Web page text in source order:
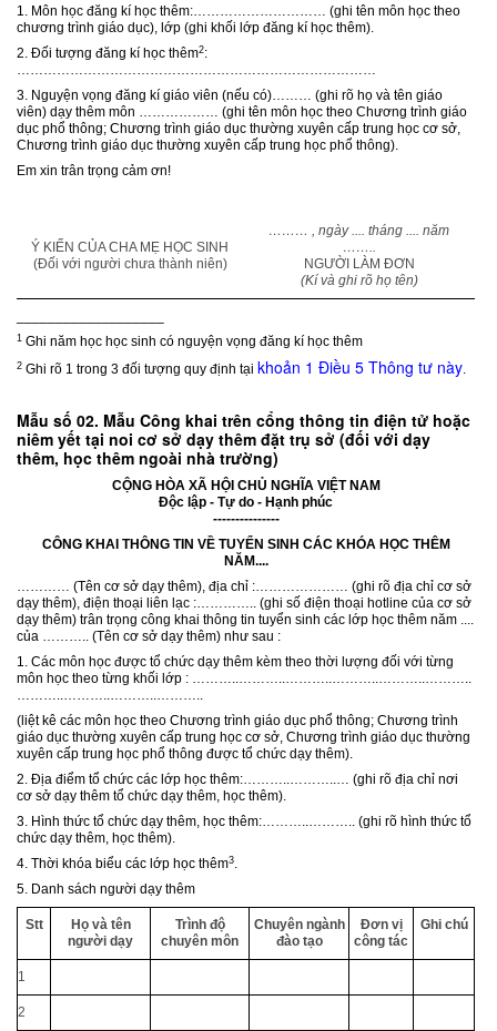
1. Môn học đăng kí học thêm:………………………… (ghi tên môn học theo
chương trình giáo dục), lớp (ghi khối lớp đăng kí học thêm).
2. Đối tượng đăng kí học thêm2:
………………………………………………………………………
3. Nguyện vọng đăng kí giáo viên (nếu có)……… (ghi rõ họ và tên giáo
viên) dạy thêm môn ……………… (ghi tên môn học theo Chương trình giáo
dục phổ thông; Chương trình giáo dục thường xuyên cấp trung học cơ sở,
Chương trình giáo dục thường xuyên cấp trung học phổ thông).
Em xin trân trọng cảm ơn!
Ý KIẾN CỦA CHA MẸ HỌC SINH
(Đối với người chưa thành niên)
……… , ngày .... tháng .... năm
……..
NGƯỜI LÀM ĐƠN
(Kí và ghi rõ họ tên)
1 Ghi năm học học sinh có nguyện vọng đăng kí học thêm
2 Ghi rõ 1 trong 3 đối tượng quy định tại khoản 1 Điều 5 Thông tư này.
Mẫu số 02. Mẫu Công khai trên cổng thông tin điện tử hoặc
niêm yết tại noi cơ sở dạy thêm đặt trụ sở (đối với dạy
thêm, học thêm ngoài nhà trường)
CỘNG HÒA XÃ HỘI CHỦ NGHĨA VIỆT NAM
Độc lập - Tự do - Hạnh phúc
---------------
CÔNG KHAI THÔNG TIN VỀ TUYỂN SINH CÁC KHÓA HỌC THÊM
NĂM....
………… (Tên cơ sở dạy thêm), địa chỉ :………………… (ghi rõ địa chỉ cơ sở
dạy thêm), điện thoại liên lạc :………….. (ghi số điện thoại hotline của cơ sở
dạy thêm) trân trọng công khai thông tin tuyển sinh các lớp học thêm năm ....
của ……….. (Tên cơ sở dạy thêm) như sau :
1. Các môn học được tổ chức dạy thêm kèm theo thời lượng đối với từng
môn học theo từng khối lớp : ………..………..………..………..………..………..
………..………..………..………..
(liệt kê các môn học theo Chương trình giáo dục phổ thông; Chương trình
giáo dục thường xuyên cấp trung học cơ sở, Chương trình giáo dục thường
xuyên cấp trung học phổ thông được tổ chức dạy thêm).
2. Địa điểm tổ chức các lớp học thêm:………..………..… (ghi rõ địa chỉ nơi
cơ sở dạy thêm tổ chức dạy thêm, học thêm).
3. Hình thức tổ chức dạy thêm, học thêm:………..……….. (ghi rõ hình thức tổ
chức dạy thêm, học thêm).
4. Thời khóa biểu các lớp học thêm3.
5. Danh sách người dạy thêm
Stt
Họ và tên
người dạy
Trình độ
chuyên môn
Chuyên ngành
đào tạo
Đơn vị
công tác
Ghi chú
1
2